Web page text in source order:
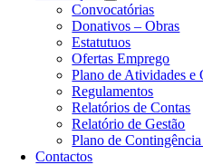
Convocatórias
Donativos – Obras
Estatutuos
Ofertas Emprego
Plano de Atividades e
Regulamentos
Relatórios de Contas
Relatório de Gestão
Plano de
Contactos